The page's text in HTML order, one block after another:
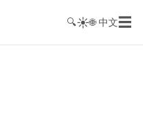
🔍☀️🌐 中文☰